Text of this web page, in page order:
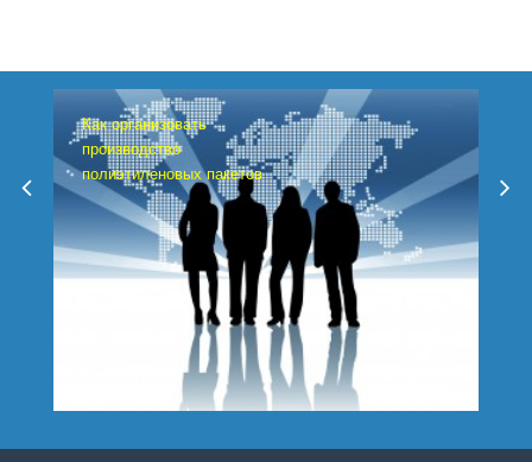
Как организовать
производство
полиэтиленовых пакетов